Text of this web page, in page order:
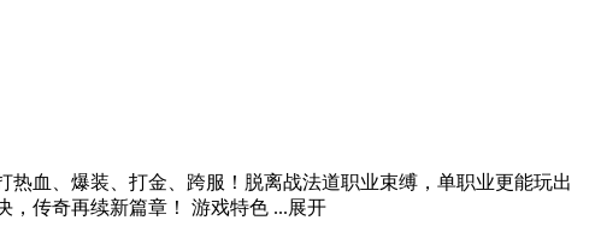
热血、爆装、打金、跨服！脱离战法道职业束缚，单职业更能玩出
，传奇再续新篇章！ 游戏特色 ...展开